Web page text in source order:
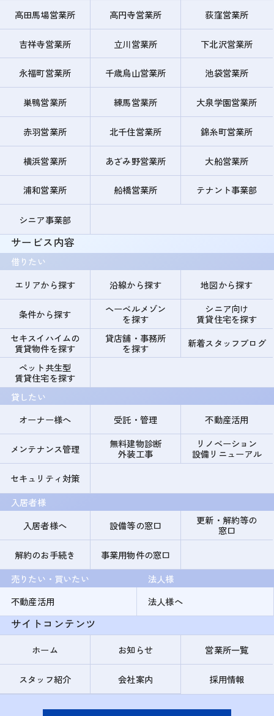
高田馬場営業所 高円寺営業所 荻窪営業所
吉祥寺営業所 立川営業所 下北沢営業所
永福町営業所 千歳烏山営業所 池袋営業所
巣鴨営業所 練馬営業所 大泉学園営業所
赤羽営業所 北千住営業所 錦糸町営業所
横浜営業所 あざみ野営業所 大船営業所
浦和営業所 船橋営業所 テナント事業部
シニア事業部
サービス内容
借りたい
エリアから探す
沿線から探す 地図から探す
条件から探す
ヘーベルメゾン
を探す
シニア向け
賃貸住宅を探す
セキスイハイムの
賃貸物件を探す
貸店舗・事務所
を探す
新着スタッフブログ
ペット共生型
賃貸住宅を探す
貸したい
オーナー様へ
受託・管理 不動産活用
メンテナンス管理
無料建物診断
外装工事
リノベーション
設備リニューアル
セキュリティ対策
入居者様
入居者様へ
設備等の窓口
更新・解約等の
窓口
解約のお手続き
事業用物件の窓口
売りたい・買いたい
不動産活用
法人様
法人様へ
サイトコンテンツ
ホーム お知らせ 営業所一覧
スタッフ紹介 会社案内 採用情報